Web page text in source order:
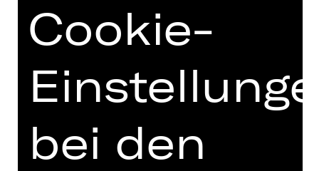
Cookie-
bei den